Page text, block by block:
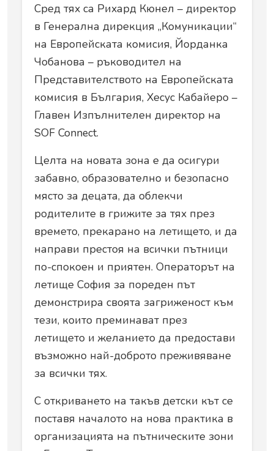
Сред тях са Рихард Кюнел – директор
в Генерална дирекция „Комуникации“
на Европейската комисия, Йорданка
Чобанова – ръководител на
Представителството на Европейската
комисия в България, Хесус Кабайеро –
Главен Изпълнителен директор на
SOF Connect.
Целта на новата зона е да осигури
забавно, образователно и безопасно
място за децата, да облекчи
родителите в грижите за тях през
времето, прекарано на летището, и да
направи престоя на всички пътници
по-спокоен и приятен. Операторът на
летище София за пореден път
демонстрира своята загриженост към
тези, които преминават през
летището и желанието да предостави
възможно най-доброто преживяване
за всички тях.
С откриването на такъв детски кът се
поставя началото на нова практика в
организацията на пътническите зони